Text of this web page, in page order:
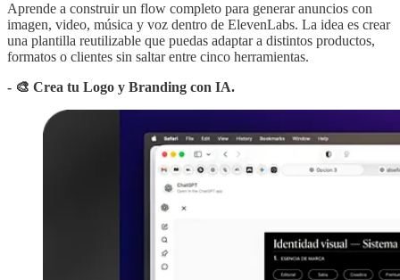
Aprende a construir un flow completo para generar anuncios con
imagen, video, música y voz dentro de ElevenLabs. La idea es crear
una plantilla reutilizable que puedas adaptar a distintos productos,
formatos o clientes sin saltar entre cinco herramientas.
- 🎨 Crea tu Logo y Branding con IA.